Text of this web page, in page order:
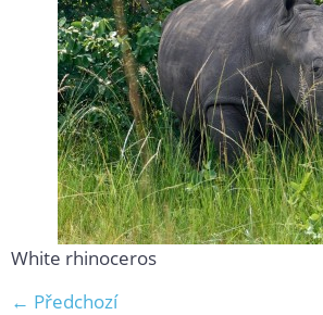
White rhinoceros
← Předchozí